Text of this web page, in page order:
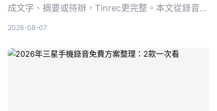
成文字、摘要或待辦，Tinrec更完整。本文從錄音轉
2026-08-07